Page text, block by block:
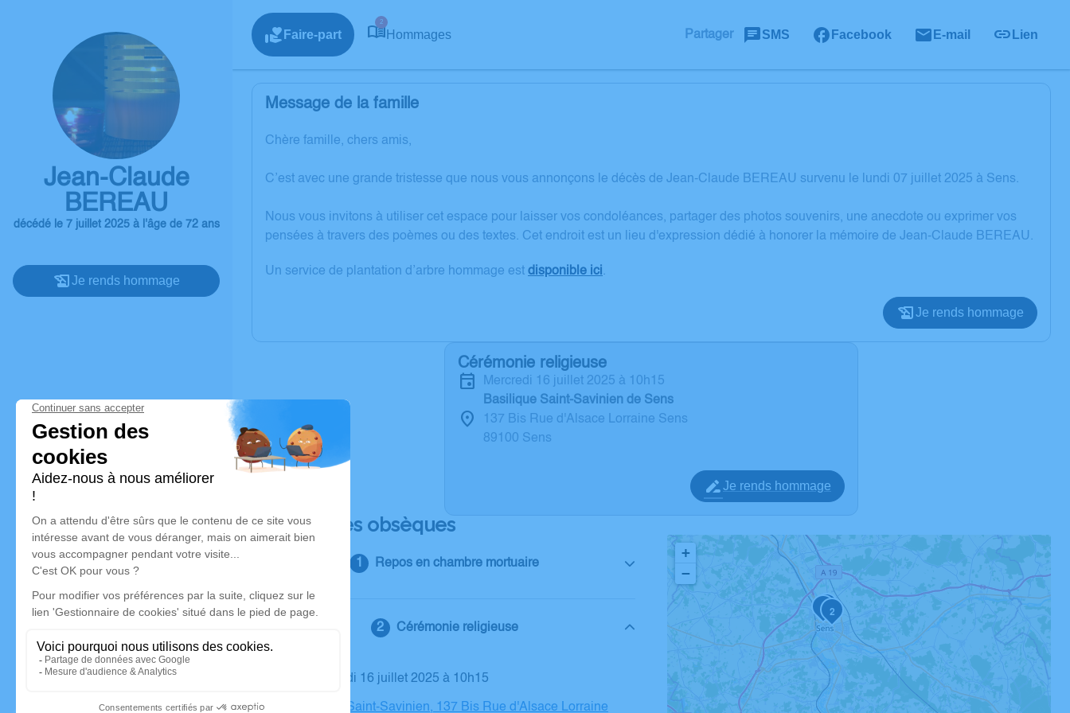
Jean-Claude
BEREAU
décédé le 7 juillet 2025 à l'âge de 72 ans
Je rends hommage
Faire-part
2
Hommages Partager SMS Facebook E-mail Lien
Message de la famille
Chère famille, chers amis,
C’est avec une grande tristesse que nous vous annonçons le décès de Jean-Claude BEREAU survenu le lundi 07 juillet 2025 à Sens.
Nous vous invitons à utiliser cet espace pour laisser vos condoléances, partager des photos souvenirs, une anecdote ou exprimer vos
pensées à travers des poèmes ou des textes. Cet endroit est un lieu d'expression dédié à honorer la mémoire de Jean-Claude BEREAU.
Un service de plantation d’arbre hommage est disponible ici.
Je rends hommage
Cérémonie religieuse
mercredi 16 juillet 2025 à 10h15
Basilique Saint-Savinien de Sens
137 Bis Rue d'Alsace Lorraine Sens
89100 Sens
Je rends hommage
Déroulé des obsèques
Repos en chambre mortuaire
Cérémonie religieuse
Le mercredi 16 juillet 2025 à 10h15
Basilique Saint-Savinien, 137 Bis Rue d'Alsace Lorraine
1 2
4
+
−